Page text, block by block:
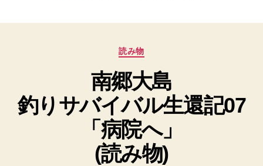
カ
ゴ
リ
ー
読み物
南郷大島
釣りサバイバル生還記07
「病院へ」
(読み物)